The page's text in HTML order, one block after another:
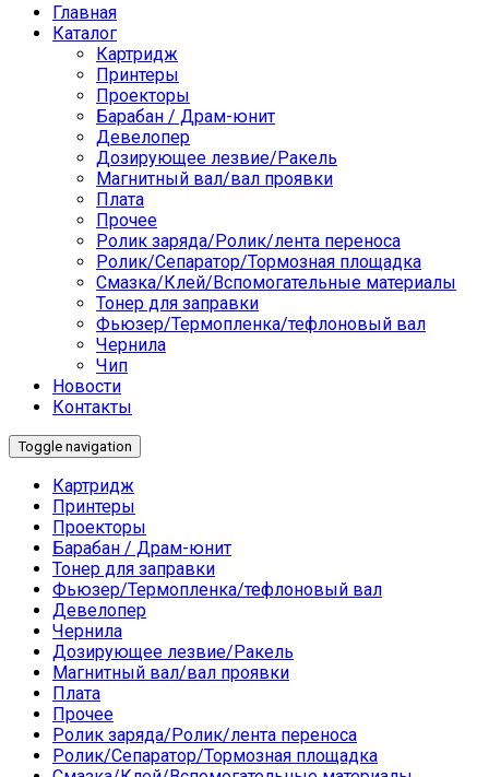
Главная
Каталог
Картридж
Принтеры
Проекторы
Барабан / Драм-юнит
Девелопер
Дозирующее лезвие/Ракель
Магнитный вал/вал проявки
Плата
Прочее
Ролик заряда/Ролик/лента переноса
Ролик/Сепаратор/Тормозная площадка
Смазка/Клей/Вспомогательные материалы
Тонер для заправки
Фьюзер/Термопленка/тефлоновый вал
Чернила
Чип
Новости
Контакты
Toggle navigation
Картридж
Принтеры
Проекторы
Барабан / Драм-юнит
Тонер для заправки
Фьюзер/Термопленка/тефлоновый вал
Девелопер
Чернила
Дозирующее лезвие/Ракель
Магнитный вал/вал проявки
Плата
Прочее
Ролик заряда/Ролик/лента переноса
Ролик/Сепаратор/Тормозная площадка